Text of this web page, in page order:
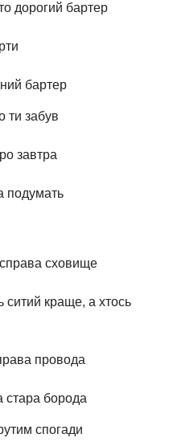
дорогий бартер
бартер
ти забув
завтра
подумать
справа сховище
ситий краще, а хтось
провода
стара борода
спогади